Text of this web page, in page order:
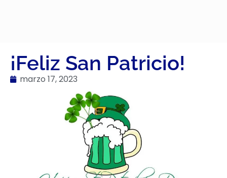
¡Feliz San Patricio!
marzo 17, 2023